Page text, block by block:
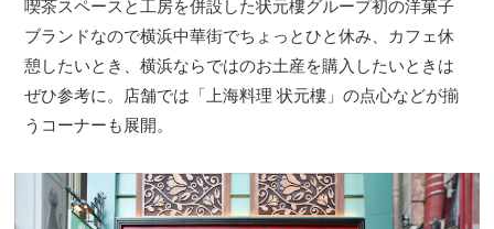
喫茶スペースと工房を併設した状元樓グループ初の洋菓子
ブランドなので横浜中華街でちょっとひと休み、カフェ休
憩したいとき、横浜ならではのお土産を購入したいときは
ぜひ参考に。店舗では「上海料理 状元樓」の点心などが揃
うコーナーも展開。